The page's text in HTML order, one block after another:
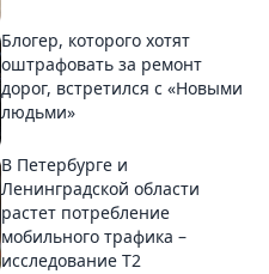
Блогер, которого хотят
оштрафовать за ремонт
дорог, встретился с «Новыми
людьми»
В Петербурге и
Ленинградской области
растет потребление
мобильного трафика –
исследование T2